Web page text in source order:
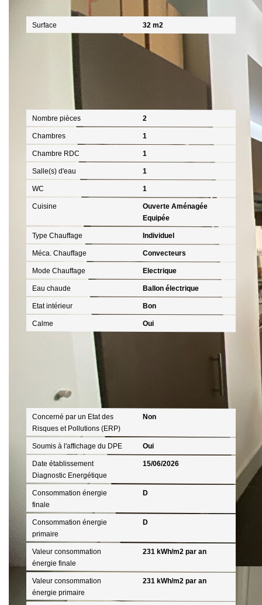
Surface 32 m2
Nombre pièces 2
Chambres 1
Chambre RDC 1
Salle(s) d'eau 1
WC 1
Cuisine
Ouverte Aménagée
Equipée
Type Chauffage Individuel
Méca. Chauffage Convecteurs
Mode Chauffage Electrique
Eau chaude Ballon électrique
Etat intérieur Bon
Calme Oui
Diagnostics
Concerné par un Etat des
Risques et Pollutions (ERP)
Non
Soumis à l'affichage du DPE Oui
Date établissement
Diagnostic Energétique
15/06/2026
Consommation énergie
finale
D
Consommation énergie
primaire
D
Valeur consommation
énergie finale
231 kWh/m2 par an
Valeur consommation
énergie primaire
231 kWh/m2 par an